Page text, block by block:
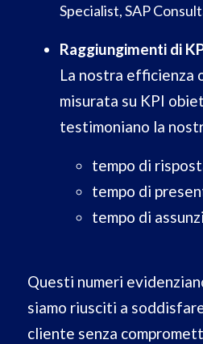
Specialist, SAP
Raggiungimenti di
La nostra efficienza
misurata su KPI
testimoniano la
tempo di
tempo di
tempo di
Questi numeri
siamo riusciti a
cliente senza